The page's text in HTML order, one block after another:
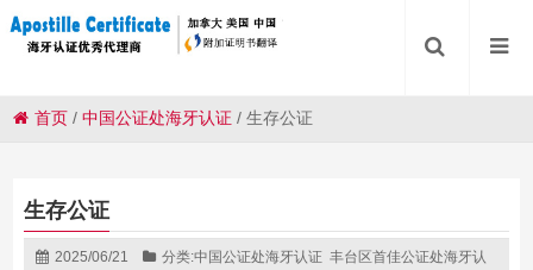
首页 /中国公证处海牙认证 /生存公证
生存公证
2025/06/21 分类:中国公证处海牙认证 丰台区首佳公证处海牙认